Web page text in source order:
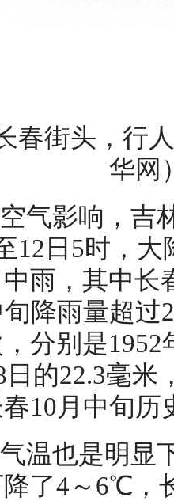
春街头，行
华网
气影响，吉
12日5时，
雨，其中长
降雨量超过
，分别是
日的22.3毫
10月中旬历
温也是明显
了4～6℃，